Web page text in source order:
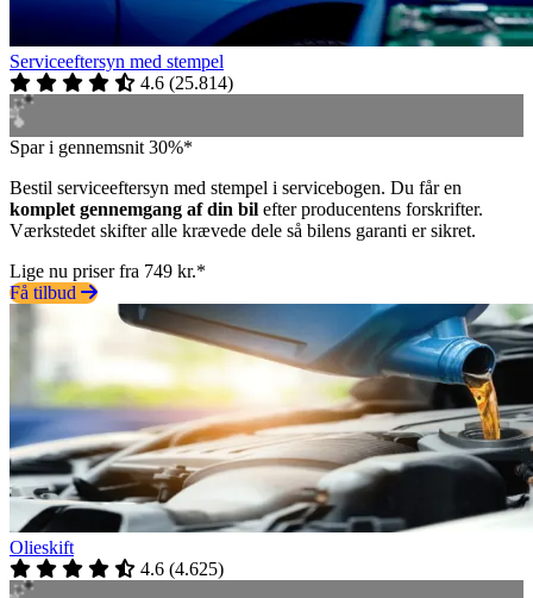
Serviceeftersyn med stempel
4.6 (25.814)
Spar i gennemsnit 30%*
Bestil serviceeftersyn med stempel i servicebogen. Du får en
komplet gennemgang af din bil efter producentens forskrifter.
Værkstedet skifter alle krævede dele så bilens garanti er sikret.
Lige nu priser fra 749 kr.*
Få tilbud
Olieskift
4.6 (4.625)